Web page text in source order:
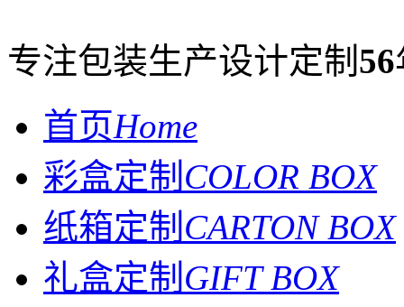
专注包装生产设计定制 56
首页Home
彩盒定制 COLOR BOX
纸箱定制 CARTON BOX
礼盒定制 GIFT BOX